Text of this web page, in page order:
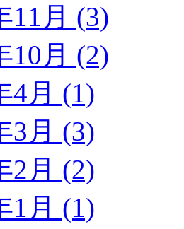
11月 (3)
10月 (2)
4月 (1)
3月 (3)
2月 (2)
1月 (1)